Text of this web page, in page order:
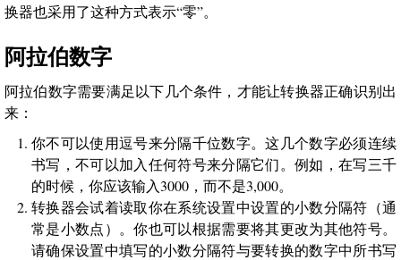
换器也采用了这种方式表示“零”。
阿拉伯数字
阿拉伯数字需要满足以下几个条件，才能让转换器正确识别出
来：
你不可以使用逗号来分隔千位数字。这几个数字必须连续
书写，不可以加入任何符号来分隔它们。例如，在写三千
的时候，你应该输入3000，而不是3,000。
转换器会试着读取你在系统设置中设置的小数分隔符（通
常是小数点）。你也可以根据需要将其更改为其他符号。
请确保设置中填写的小数分隔符与要转换的数字中所书写